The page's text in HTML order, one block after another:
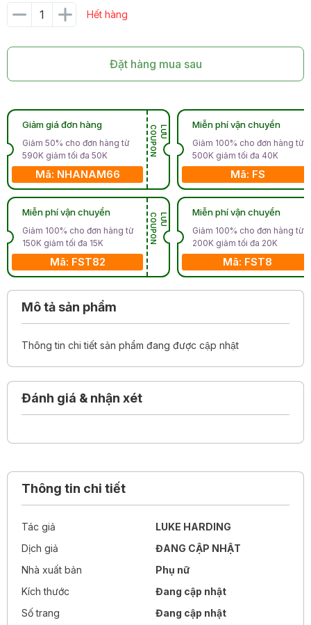
Hết hàng
Đặt hàng mua sau
Giảm giá đơn hàng
Giảm 50% cho đơn hàng từ
590K giảm tối đa 50K
Mã: NHANAM66
L
Ư
U
C
O
U
P
O
N
Miễn phí vận chuyển
Giảm 100% cho đơn hàng từ
150K giảm tối đa 15K
Mã: FST82
L
Ư
U
C
O
U
P
O
N
Miễn phí vận chuyển
Giảm 100% cho đơn hàng từ
500K giảm tối đa 40K
Mã: FS
Miễn phí vận chuyển
Giảm 100% cho đơn hàng từ
200K giảm tối đa 20K
Mã: FST8
Mô tả sản phẩm
Thông tin chi tiết sản phẩm đang được cập nhật
Đánh giá & nhận xét
Thông tin chi tiết
Tác giả
LUKE HARDING
Dịch giả
ĐANG CẬP NHẬT
Nhà xuất bản
Phụ nữ
Kích thước
Đang cập nhật
Số trang
Đang cập nhật